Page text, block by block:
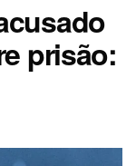
prisão: